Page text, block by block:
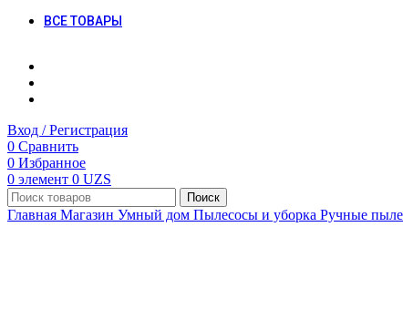
ВСЕ ТОВАРЫ
Вход / Регистрация
0 Сравнить
0 Избранное
0 элемент 0 UZS
Поиск
Главная Магазин Умный дом Пылесосы и уборка Ручные